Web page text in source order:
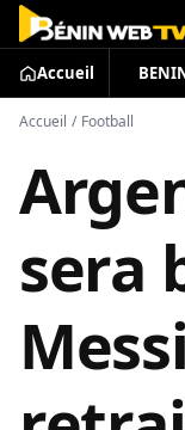
Accueil
Accueil / Football
sera